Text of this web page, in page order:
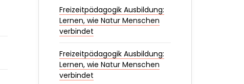
Freizeitpädagogik Ausbildung:
Lernen, wie Natur Menschen
verbindet
Freizeitpädagogik Ausbildung:
Lernen, wie Natur Menschen
verbindet